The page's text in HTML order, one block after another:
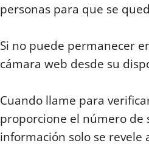
i
n
t
e
,
s
e
c
o
n
personas para que se
Si no puede permanecer
cámara web desde su
Cuando llame para
proporcione el número de
información solo se revele